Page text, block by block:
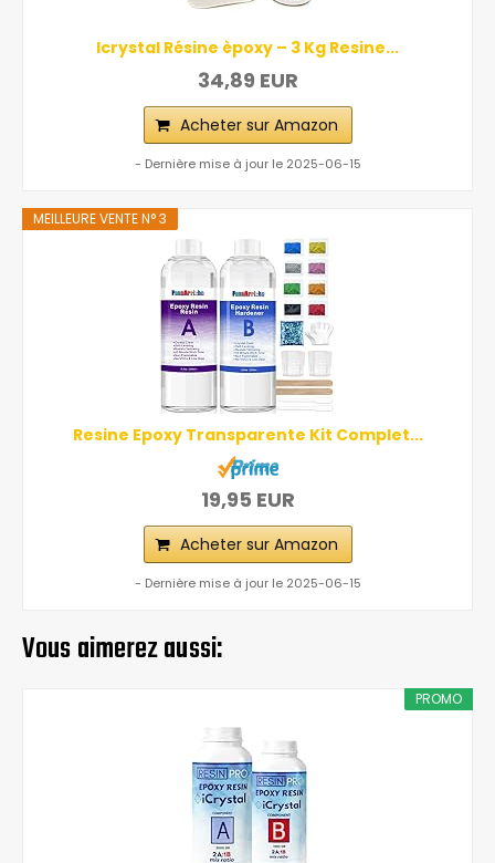
Icrystal Résine èpoxy – 3 Kg Resine...
34,89 EUR
Acheter sur Amazon
- Dernière mise à jour le 2025-06-15
MEILLEURE VENTE N° 3
Resine Epoxy Transparente Kit Complet...
19,95 EUR
Acheter sur Amazon
- Dernière mise à jour le 2025-06-15
Vous aimerez aussi:
PROMO